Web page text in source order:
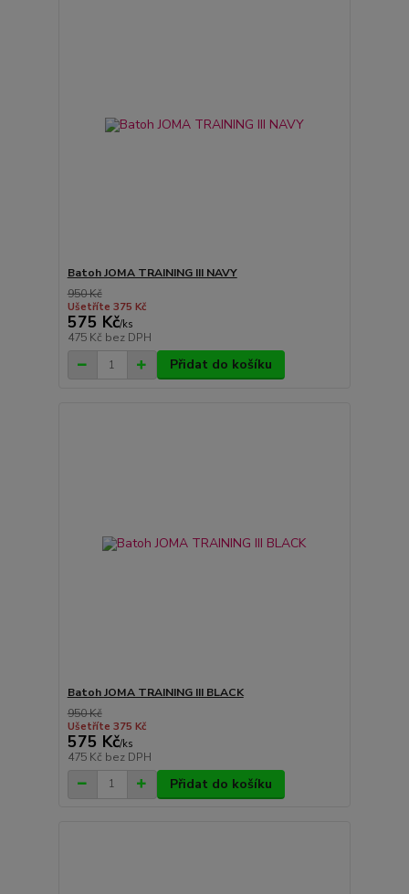
Batoh JOMA TRAINING III NAVY
950 Kč
Ušetříte 375 Kč
575 Kč/ks
475 Kč bez DPH
Přidat do košíku
Batoh JOMA TRAINING III BLACK
950 Kč
Ušetříte 375 Kč
575 Kč/ks
475 Kč bez DPH
Přidat do košíku